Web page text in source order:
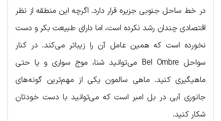
در خط ساحل جنوبی جزیره قرار دارد. اگرچه این منطقه از نظر
اقتصادی چندان رشد نکرده است، اما دارای طبیعت بکر و دست
نخورده است که همین عامل آن را زیباتر می‌کند. در کنار
سواحل Bel Ombre می‌توانید شنا، موج سواری و یا حتی
ماهیگیری کنید. ماهی سالمون یکی از مهم‌ترین گونه‌های
جانوری آبی در بل امبر است که می‌توانید با دست خودتان
شکار کنید.